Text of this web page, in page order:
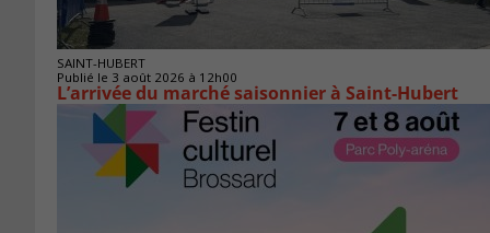
SAINT-HUBERT
Publié le 3 août 2026 à 12h00
L’arrivée du marché saisonnier à Saint-Hubert